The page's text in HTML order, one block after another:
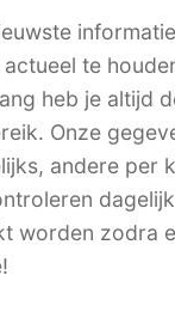
te
heb je altijd
Onze
andere per
worden zodra